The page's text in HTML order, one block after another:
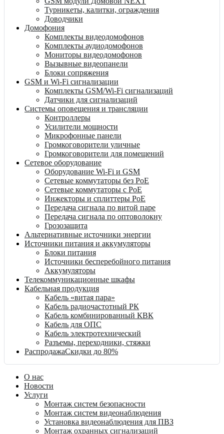
Турникеты, калитки, ограждения
Доводчики
Домофония
Комплекты видеодомофонов
Комплекты аудиодомофонов
Мониторы видеодомофонов
Вызывные видеопанели
Блоки сопряжения
GSM и Wi-Fi сигнализации
Комплекты GSM/Wi-Fi сигнализаций
Датчики для сигнализаций
Системы оповещения и трансляции
Контроллеры
Усилители мощности
Микрофонные панели
Громкоговорители уличные
Громкоговорители для помещений
Сетевое оборудование
Оборудование Wi-Fi и GSM
Сетевые коммутаторы без PoE
Сетевые коммутаторы с PoE
Инжекторы и сплиттеры PoE
Передача сигнала по витой паре
Передача сигнала по оптоволокну
Грозозащита
Альтернативные источники энергии
Источники питания и аккумуляторы
Блоки питания
Источники бесперебойного питания
Аккумуляторы
Телекоммуникационные шкафы
Кабельная продукция
Кабель «витая пара»
Кабель радиочастотный РК
Кабель комбинированный КВК
Кабель для ОПС
Кабель электротехнический
Разъемы, переходники, стяжки
РаспродажаСкидки до 80%
О нас
Новости
Услуги
Монтаж систем безопасности
Монтаж систем видеонаблюдения
Установка видеонаблюдения для ПВЗ
Монтаж охранных сигнализаций